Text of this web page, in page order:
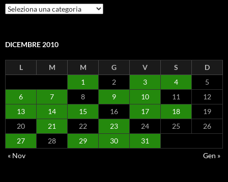
Categorie
DICEMBRE 2010
L M M G V S
D
1
2 3 4
5
6
7 8 9 10 11
12
13
14 15 16 17 18
19
20
21 22 23 24 25
26
27
28 29 30
31
« Nov
Gen »